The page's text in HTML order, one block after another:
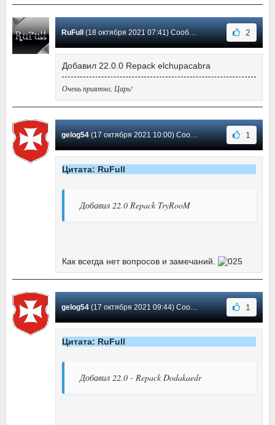
RuFull (18 октября 2021 07:41) Сообщение #525 2
Добавил 22.0.0 Repack elchupacabra
Очень приятно, Царь!
gelog54(17 октября 2021 10:00) Сообщение #524 1
Цитата: RuFull
Добавил 22.0 Repack TryRooM
Как всегда нет вопросов и замечаний.
gelog54(17 октября 2021 09:44) Сообщение #523 1
Цитата: RuFull
Добавил 22.0 - Repack Dodakaedr